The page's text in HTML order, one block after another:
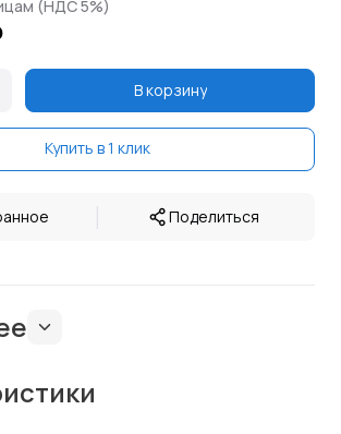
(НДС 5%)
В корзину
Купить в 1 клик
| Поделиться